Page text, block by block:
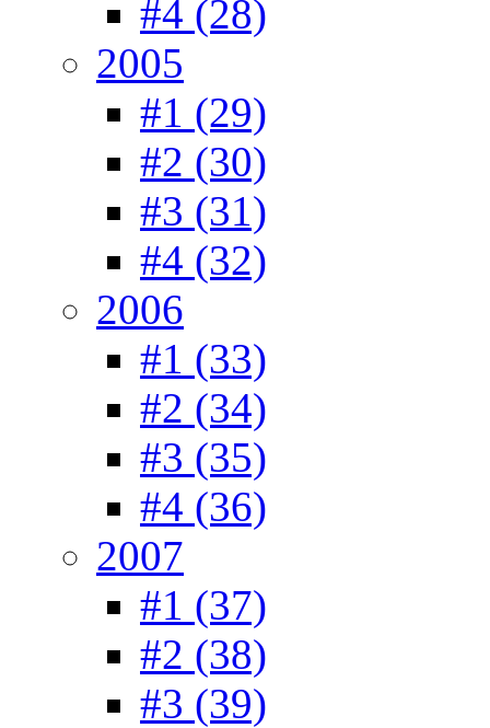
#4 (28)
2005
#1 (29)
#2 (30)
#3 (31)
#4 (32)
2006
#1 (33)
#2 (34)
#3 (35)
#4 (36)
2007
#1 (37)
#2 (38)
#3 (39)